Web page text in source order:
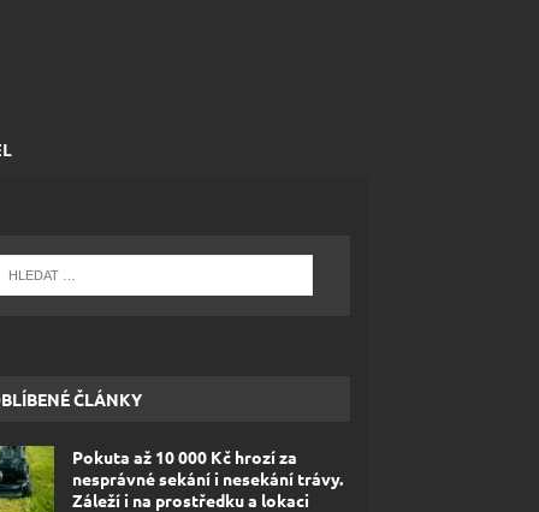
ČLÁNKY
Pokuta až 10 000 Kč hrozí za
nesprávné sekání i nesekání trávy.
Záleží i na prostředku a lokaci